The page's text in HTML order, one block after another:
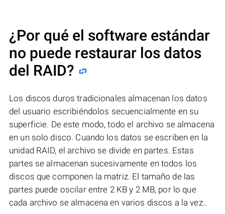
¿Por qué el software estándar
no puede restaurar los datos
del RAID?
Los discos duros tradicionales almacenan los datos
del usuario escribiéndolos secuencialmente en su
superficie. De este modo, todo el archivo se almacena
en un solo disco. Cuando los datos se escriben en la
unidad RAID, el archivo se divide en partes. Estas
partes se almacenan sucesivamente en todos los
discos que componen la matriz. El tamaño de las
partes puede oscilar entre 2 KB y 2 MB, por lo que
cada archivo se almacena en varios discos a la vez..